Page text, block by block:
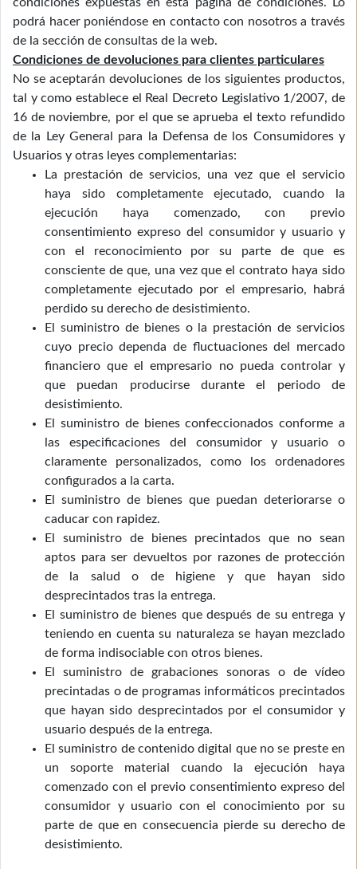
podrá hacer poniéndose en contacto con nosotros a través
de la sección de consultas de la web.
Condiciones de devoluciones para clientes particulares
No se aceptarán devoluciones de los siguientes productos,
tal y como establece el Real Decreto Legislativo 1/2007, de
16 de noviembre, por el que se aprueba el texto refundido
de la Ley General para la Defensa de los Consumidores y
Usuarios y otras leyes complementarias:
La prestación de servicios, una vez que el servicio
haya sido completamente ejecutado, cuando la
ejecución haya comenzado, con previo
consentimiento expreso del consumidor y usuario y
con el reconocimiento por su parte de que es
consciente de que, una vez que el contrato haya sido
completamente ejecutado por el empresario, habrá
perdido su derecho de desistimiento.
El suministro de bienes o la prestación de servicios
cuyo precio dependa de fluctuaciones del mercado
financiero que el empresario no pueda controlar y
que puedan producirse durante el periodo de
desistimiento.
El suministro de bienes confeccionados conforme a
las especificaciones del consumidor y usuario o
claramente personalizados, como los ordenadores
configurados a la carta.
El suministro de bienes que puedan deteriorarse o
caducar con rapidez.
El suministro de bienes precintados que no sean
aptos para ser devueltos por razones de protección
de la salud o de higiene y que hayan sido
desprecintados tras la entrega.
El suministro de bienes que después de su entrega y
teniendo en cuenta su naturaleza se hayan mezclado
de forma indisociable con otros bienes.
El suministro de grabaciones sonoras o de vídeo
precintadas o de programas informáticos precintados
que hayan sido desprecintados por el consumidor y
usuario después de la entrega.
El suministro de contenido digital que no se preste en
un soporte material cuando la ejecución haya
comenzado con el previo consentimiento expreso del
consumidor y usuario con el conocimiento por su
parte de que en consecuencia pierde su derecho de
desistimiento.